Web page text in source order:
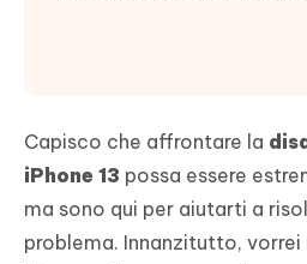
Capisco che affrontare la
iPhone 13 possa essere
ma sono qui per aiutarti a
problema. Innanzitutto, vorrei